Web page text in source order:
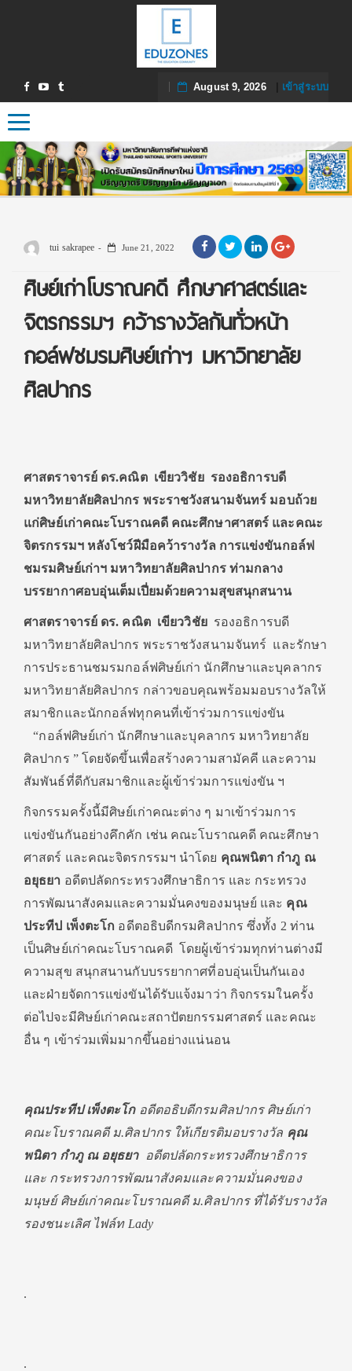
August 9, 2026| เข้าสู่ระบบ
Toggle navigation
tui sakrapee June 21, 2022
ศิษย์เก่าโบราณคดี ศึกษาศาสตร์และ
จิตรกรรมฯ คว้ารางวัลกันทั่วหน้า
กอล์ฟชมรมศิษย์เก่าฯ มหาวิทยาลัย
ศิลปากร
ศาสตราจารย์ ดร.คณิต เขียววิชัย รองอธิการบดี
มหาวิทยาลัยศิลปากร พระราชวังสนามจันทร์ มอบถ้วย
แก่ศิษย์เก่าคณะโบราณคดี คณะศึกษาศาสตร์ และคณะ
จิตรกรรมฯ หลังโชว์ฝีมือคว้ารางวัล การแข่งขันกอล์ฟ
ชมรมศิษย์เก่าฯ มหาวิทยาลัยศิลปากร ท่ามกลาง
บรรยากาศอบอุ่นเต็มเปี่ยมด้วยความสุขสนุกสนาน
ศาสตราจารย์ ดร. คณิต เขียววิชัย รองอธิการบดี
มหาวิทยาลัยศิลปากร พระราชวังสนามจันทร์ และรักษา
การประธานชมรมกอล์ฟศิษย์เก่า นักศึกษาและบุคลากร
มหาวิทยาลัยศิลปากร กล่าวขอบคุณพร้อมมอบรางวัลให้
สมาชิกและนักกอล์ฟทุกคนที่เข้าร่วมการแข่งขัน
“กอล์ฟศิษย์เก่า นักศึกษาและบุคลากร มหาวิทยาลัย
ศิลปากร ” โดยจัดขึ้นเพื่อสร้างความสามัคคี และความ
สัมพันธ์ที่ดีกับสมาชิกและผู้เข้าร่วมการแข่งขัน ฯ
กิจกรรมครั้งนี้มีศิษย์เก่าคณะต่าง ๆ มาเข้าร่วมการ
แข่งขันกันอย่างคึกคัก เช่น คณะโบราณคดี คณะศึกษา
ศาสตร์ และคณะจิตรกรรมฯ นำโดย คุณพนิตา กำภู ณ
อยุธยา อดีตปลัดกระทรวงศึกษาธิการ และ กระทรวง
การพัฒนาสังคมและความมั่นคงของมนุษย์ และ คุณ
ประทีป เพ็งตะโก อดีตอธิบดีกรมศิลปากร ซึ่งทั้ง 2 ท่าน
เป็นศิษย์เก่าคณะโบราณคดี โดยผู้เข้าร่วมทุกท่านต่างมี
ความสุข สนุกสนานกับบรรยากาศที่อบอุ่นเป็นกันเอง
และฝ่ายจัดการแข่งขันได้รับแจ้งมาว่า กิจกรรมในครั้ง
ต่อไปจะมีศิษย์เก่าคณะสถาปัตยกรรมศาสตร์ และคณะ
อื่น ๆ เข้าร่วมเพิ่มมากขึ้นอย่างแน่นอน
คุณประทีป เพ็งตะโกอดีตอธิบดีกรมศิลปากร ศิษย์เก่า
คณะโบราณคดี ม.ศิลปากร ให้เกียรติมอบรางวัล คุณ
พนิตา กำภู ณ อยุธยา อดีตปลัดกระทรวงศึกษาธิการ
และ กระทรวงการพัฒนาสังคมและความมั่นคงของ
มนุษย์ ศิษย์เก่าคณะโบราณคดี ม.ศิลปากร ที่ได้รับรางวัล
รองชนะเลิศ ไฟล์ท Lady
.
.